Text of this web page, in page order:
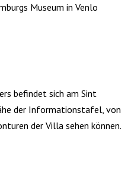
Museum in Venlo
befindet sich am Sint
der Informationstafel, von
der Villa sehen können.